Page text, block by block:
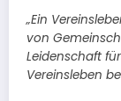
„Ein
von
Leidenschaft
Vereinsleben